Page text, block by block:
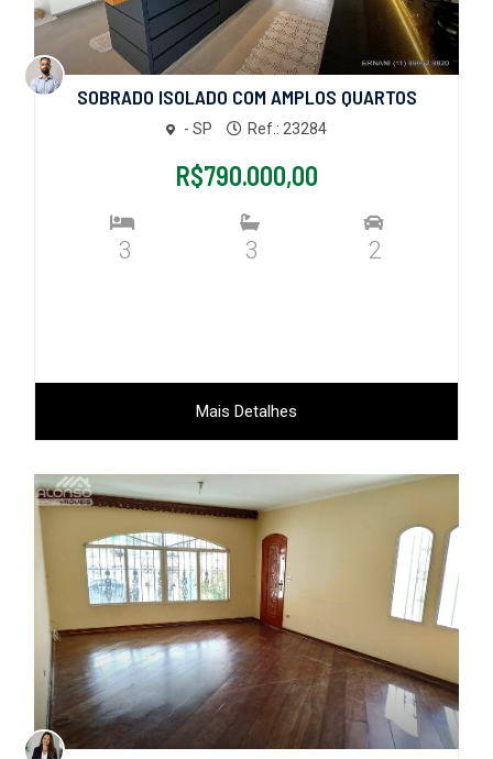
SOBRADO ISOLADO COM AMPLOS QUARTOS
- SP Ref.: 23284
R$790.000,00
3 3 2
Mais Detalhes